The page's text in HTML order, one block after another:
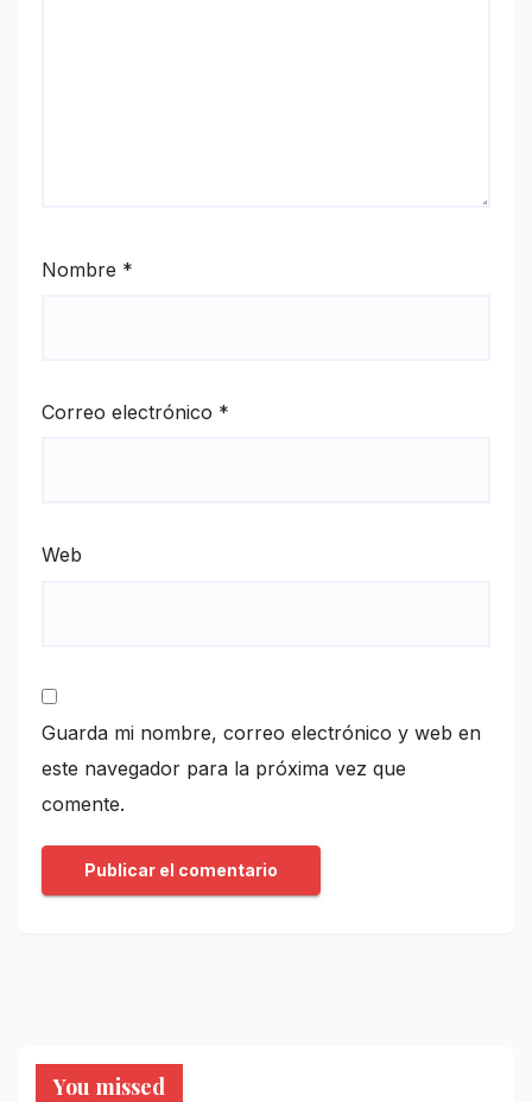
Nombre *
Correo electrónico *
Web
Guarda mi nombre, correo electrónico y web en
este navegador para la próxima vez que
comente.
You missed